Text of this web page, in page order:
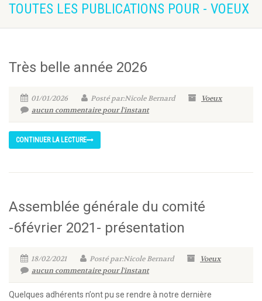
TOUTES LES PUBLICATIONS POUR - VOEUX
Très belle année 2026
01/01/2026 Posté par:Nicole Bernard
Voeux
aucun commentaire pour l'instant
CONTINUER LA LECTURE
Assemblée générale du comité
-6février 2021- présentation
18/02/2021 Posté par:Nicole Bernard
Voeux
aucun commentaire pour l'instant
Quelques adhérents n’ont pu se rendre à notre dernière